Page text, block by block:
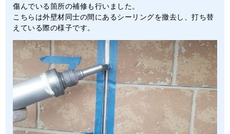
傷んでいる箇所の補修も行いました。
こちらは外壁材同士の間にあるシーリングを撤去し、打ち替
えている際の様子です。